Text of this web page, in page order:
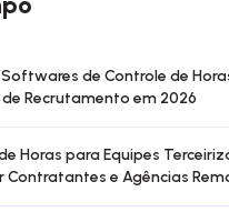
Softwares de Controle de
Recrutamento em 2026
Horas para Equipes
Contratantes e Agências